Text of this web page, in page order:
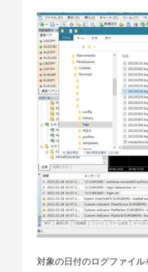
対象の日付のログファイル